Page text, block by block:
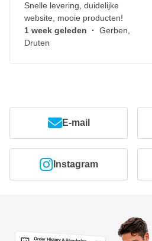
Snelle levering, duidelijke
website, mooie producten!
1 week geleden · Gerben,
Druten
E-mail
Instagram